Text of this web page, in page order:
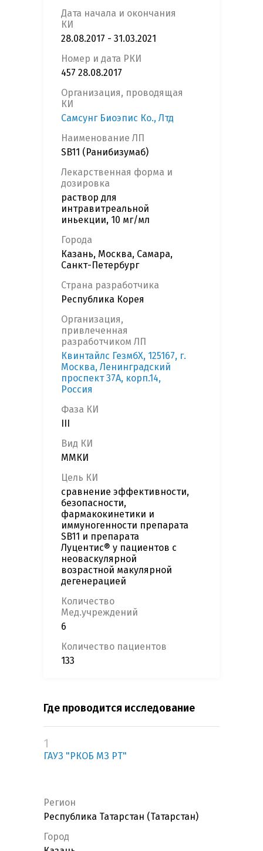
Дата начала и окончания
КИ
28.08.2017 - 31.03.2021
Номер и дата РКИ
457 28.08.2017
Организация, проводящая
КИ
Самсунг Биоэпис Ко., Лтд
Наименование ЛП
SB11 (Ранибизумаб)
Лекарственная форма и
дозировка
раствор для
интравитреальной
иньекции, 10 мг/мл
Города
Казань, Москва, Самара,
Санкт-Петербург
Страна разработчика
Республика Корея
Организация,
привлеченная
разработчиком ЛП
Квинтайлс ГезмбХ, 125167, г.
Москва, Ленинградский
проспект 37А, корп.14,
Россия
Фаза КИ
Вид КИ
ММКИ
Цель КИ
cравнение эффективности,
безопасности,
фармакокинетики и
иммуногенности препарата
SB11 и препарата
Луцентис® у пациентов с
неоваскулярной
возрастной макулярной
дегенерацией
Количество
Мед.учреждений
6
Количество пациентов
133
Где проводится исследование
1
ГАУЗ "РКОБ МЗ РТ"
Регион
Республика Татарстан (Татарстан)
Город